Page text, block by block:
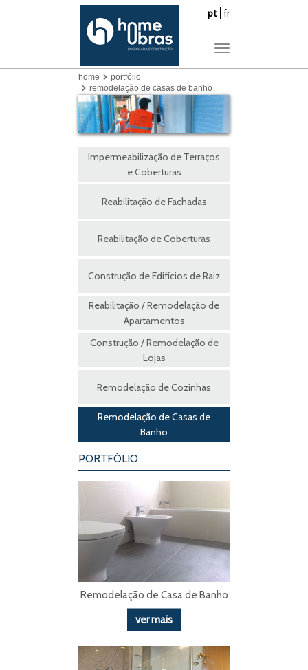
pt fr
Toggle
home
portfólio
remodelação de casas de banho
Impermeabilização de Terraços
e Coberturas
Reabilitação de Fachadas
Reabilitação de Coberturas
Construção de Edifícios de Raiz
Reabilitação / Remodelação de
Apartamentos
Construção / Remodelação de
Lojas
Remodelação de Cozinhas
Remodelação de Casas de
Banho
PORTFÓLIO
Remodelação de Casa de Banho
ver mais